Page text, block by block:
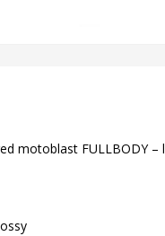
motoblast FULLBODY